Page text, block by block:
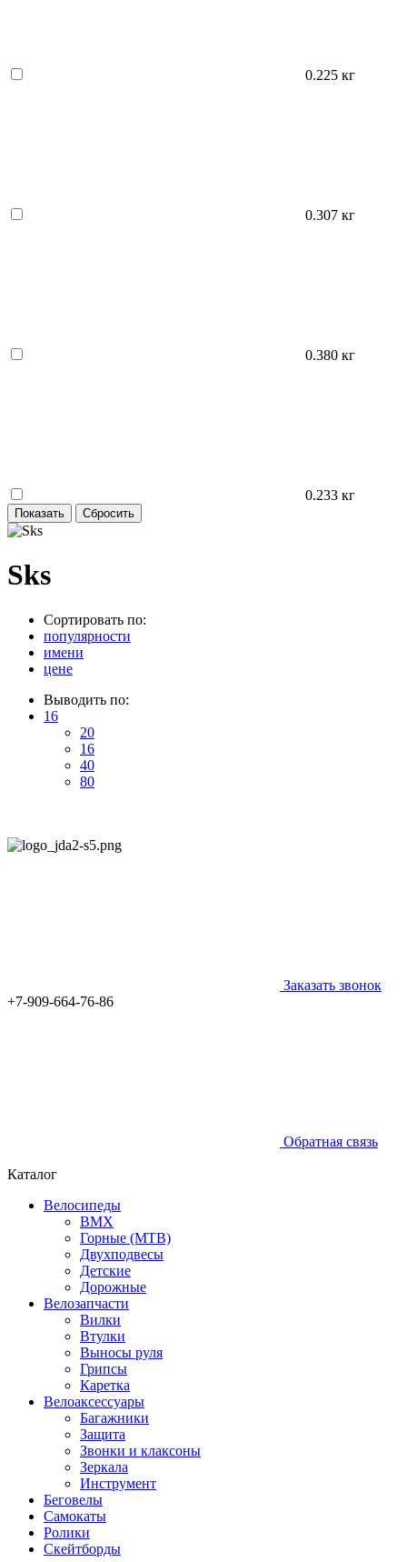
0.225 кг
0.307 кг
0.380 кг
0.233 кг
Sks
Сортировать по:
популярности
имени
цене
Выводить по:
16
20
16
40
80
Заказать звонок
+7-909-664-76-86
Обратная связь
Каталог
Велосипеды
BMX
Горные (MTB)
Двухподвесы
Детские
Дорожные
Велозапчасти
Вилки
Втулки
Выносы руля
Грипсы
Каретка
Велоаксессуары
Багажники
Защита
Звонки и клаксоны
Зеркала
Инструмент
Беговелы
Самокаты
Ролики
Скейтборды